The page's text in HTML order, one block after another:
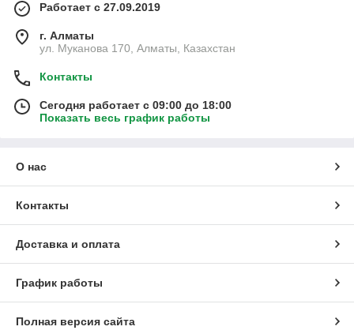
Работает с 27.09.2019
г. Алматы
ул. Муканова 170, Алматы, Казахстан
Контакты
Сегодня работает с 09:00 до 18:00
Показать весь график работы
О нас
Контакты
Доставка и оплата
График работы
Полная версия сайта